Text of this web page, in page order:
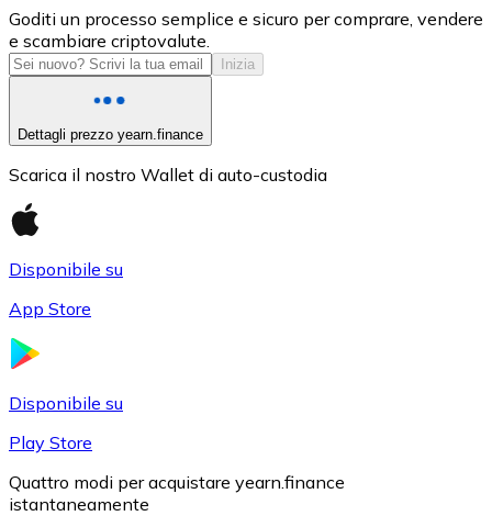
USD Coin
USDC
Goditi un processo semplice e sicuro per comprare, vendere
e scambiare criptovalute.
Inizia
Dettagli prezzo yearn.finance
Scarica il nostro Wallet di auto-custodia
Disponibile su
App Store
Disponibile su
Play Store
Quattro modi per acquistare yearn.finance
istantaneamente